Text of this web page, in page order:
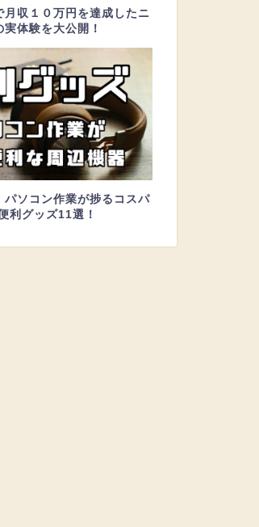
月収１０万円を達成したニ
実体験を大公開！
パソコン作業が捗るコスパ
利グッズ11選！